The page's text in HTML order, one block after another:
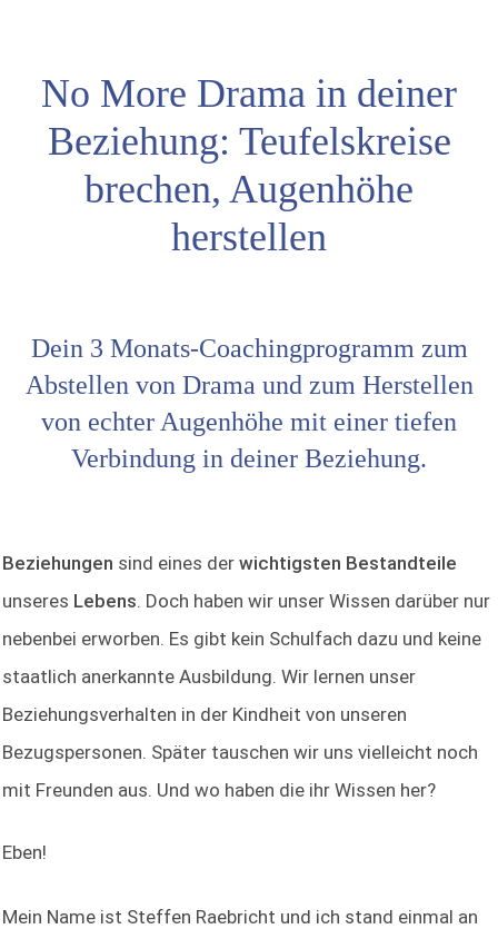
No More Drama in deiner
Beziehung: Teufelskreise
brechen, Augenhöhe
herstellen
Dein 3 Monats-Coachingprogramm zum
Abstellen von Drama und zum Herstellen
von echter Augenhöhe mit einer tiefen
Verbindung in deiner Beziehung.
Beziehungen sind eines der wichtigsten Bestandteile
unseres Lebens. Doch haben wir unser Wissen darüber nur
nebenbei erworben. Es gibt kein Schulfach dazu und keine
staatlich anerkannte Ausbildung. Wir lernen unser
Beziehungsverhalten in der Kindheit von unseren
Bezugspersonen. Später tauschen wir uns vielleicht noch
mit Freunden aus. Und wo haben die ihr Wissen her?
Eben!
Mein Name ist Steffen Raebricht und ich stand einmal an